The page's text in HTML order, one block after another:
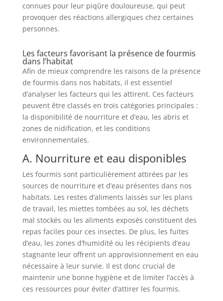
connues pour leur piqûre douloureuse, qui peut
provoquer des réactions allergiques chez certaines
personnes.
Les facteurs favorisant la présence de fourmis
dans l’habitat
Afin de mieux comprendre les raisons de la présence
de fourmis dans nos habitats, il est essentiel
d’analyser les facteurs qui les attirent. Ces facteurs
peuvent être classés en trois catégories principales :
la disponibilité de nourriture et d’eau, les abris et
zones de nidification, et les conditions
environnementales.
A. Nourriture et eau disponibles
Les fourmis sont particulièrement attirées par les
sources de nourriture et d’eau présentes dans nos
habitats. Les restes d’aliments laissés sur les plans
de travail, les miettes tombées au sol, les déchets
mal stockés ou les aliments exposés constituent des
repas faciles pour ces insectes. De plus, les fuites
d’eau, les zones d’humidité ou les récipients d’eau
stagnante leur offrent un approvisionnement en eau
nécessaire à leur survie. Il est donc crucial de
maintenir une bonne hygiène et de limiter l’accès à
ces ressources pour éviter d’attirer les fourmis.